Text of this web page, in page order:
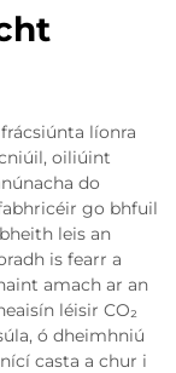
líonra
oiliúint
do
go bhfuil
leis an
is fearr a
amach ar an
léisir CO₂
ó dheimhniú
casta a chur i